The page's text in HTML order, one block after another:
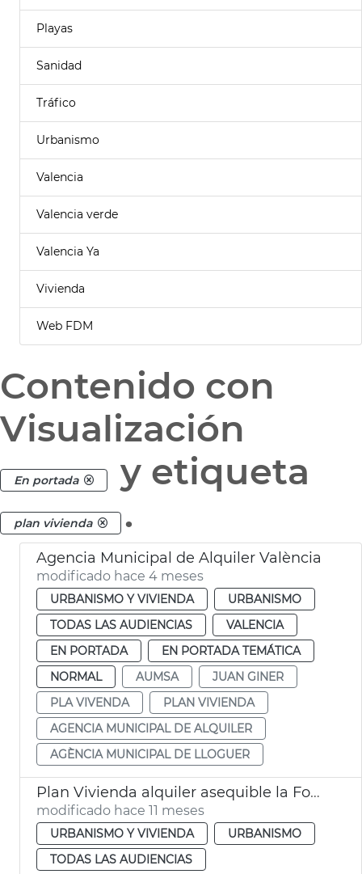
Playas
Sanidad
Tráfico
Urbanismo
Valencia
Valencia verde
Valencia Ya
Vivienda
Web FDM
Contenido con
Visualización
En portada y etiqueta
plan vivienda .
Agencia Municipal de Alquiler València
modificado hace 4 meses
URBANISMO Y VIVIENDA
URBANISMO
TODAS LAS AUDIENCIAS
VALENCIA
EN PORTADA
EN PORTADA TEMÁTICA
NORMAL
AUMSA
JUAN GINER
PLA VIVENDA
PLAN VIVIENDA
AGENCIA MUNICIPAL DE ALQUILER
AGÈNCIA MUNICIPAL DE LLOGUER
Plan Vivienda alquiler asequible la Fonteta
modificado hace 11 meses
URBANISMO Y VIVIENDA
URBANISMO
TODAS LAS AUDIENCIAS